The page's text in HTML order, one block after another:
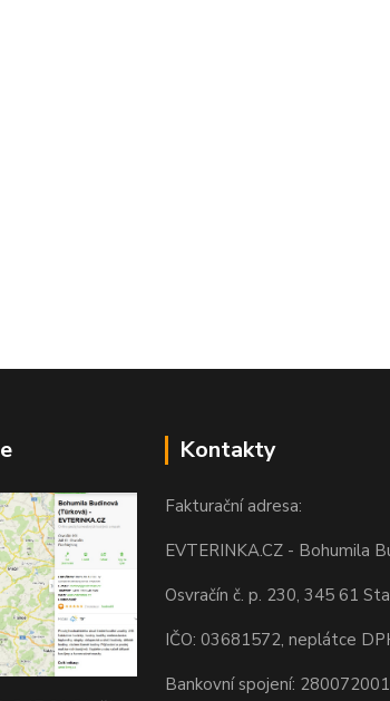
Kontakty
Fakturační adresa:
EVTERINKA.CZ - Bohumila
Osvračín č. p. 230, 345 61
IČO: 03681572, neplátce
Bankovní spojení: